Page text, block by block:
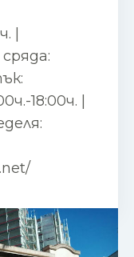
|
18:00ч. |